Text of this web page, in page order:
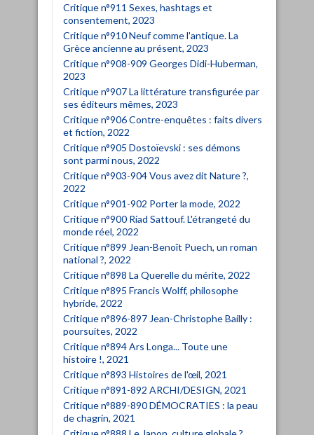
Critique n°911 Sexes, hashtags et
consentement, 2023
Critique n°910 Neuf comme l'antique. La
Grèce ancienne au présent, 2023
Critique n°908-909 Georges Didi-Huberman,
2023
Critique n°907 La littérature transfigurée par
ses éditeurs mêmes, 2023
Critique n°906 Contre-enquêtes : faits divers
et fiction, 2022
Critique n°905 Dostoïevski : ses démons
sont parmi nous, 2022
Critique n°903-904 Vous avez dit Nature ?,
2022
Critique n°901-902 Porter la mode, 2022
Critique n°900 Riad Sattouf. L'étrangeté du
monde réel, 2022
Critique n°899 Jean-Benoît Puech, un roman
national ?, 2022
Critique n°898 La Querelle du mérite, 2022
Critique n°895 Francis Wolff, philosophe
hybride, 2022
Critique n°896-897 Jean-Christophe Bailly :
poursuites, 2022
Critique n°894 Ars Longa... Toute une
histoire !, 2021
Critique n°893 Histoires de l'œil, 2021
Critique n°891-892 ARCHI/DESIGN, 2021
Critique n°889-890 DÉMOCRATIES : la peau
de chagrin, 2021